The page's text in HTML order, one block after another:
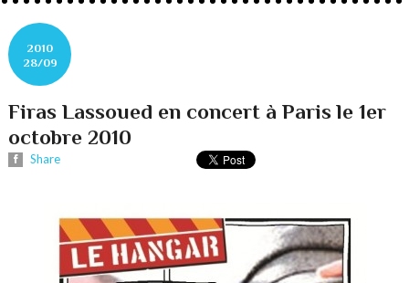
2010
28/09
Firas Lassoued en concert à Paris le 1er
octobre 2010
Share